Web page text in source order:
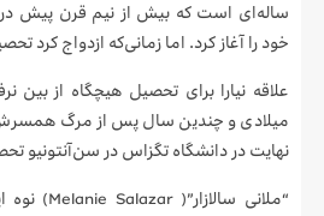
خود را آغاز کرد. اما زمانی‌که ازدواج کرد
میلادی و چندین سال پس از مرگ همسرش
نهایت در دانشگاه تگزاس در سن‌آنتونیو